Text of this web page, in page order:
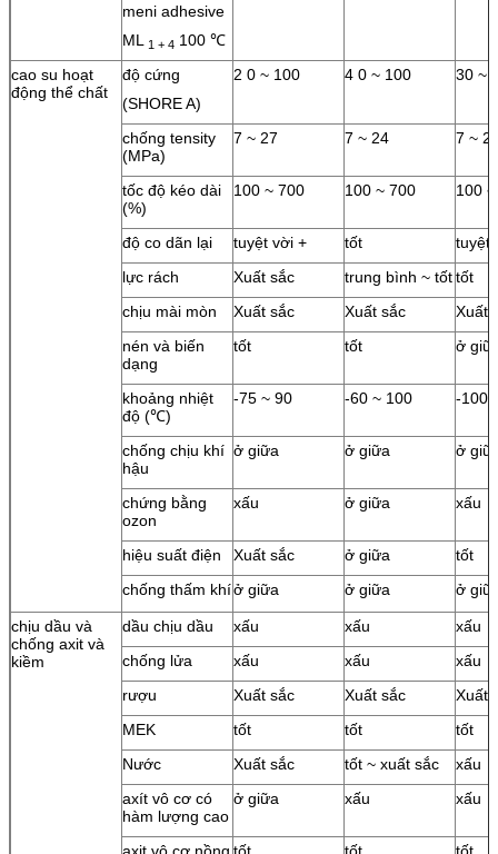
meni adhesive
ML
1 + 4 100 ℃
cao su hoạt
động thể chất
độ cứng
(SHORE A)
2 0 ~ 100 4 0 ~ 100 30 ~
chống tensity
(MPa)
7 ~ 27 7 ~ 24 7 ~
tốc độ kéo dài
(%)
100 ~ 700 100 ~ 700 100
độ co dãn lại tuyệt vời + tốt
tuyệt
lực rách
Xuất sắc trung bình ~ tốttốt
chịu mài mòn
Xuất sắc Xuất sắc
Xuất
nén và biến
dạng
tốt tốt ở
khoảng nhiệt
độ (℃)
-75 ~ 90 -60 ~ 100 -100
chống chịu khí
hậu
ở giữa ở giữa ở
chứng bằng
ozon
xấu ở giữa xấu
hiệu suất điện Xuất sắc ở giữa
tốt
chống thấm khíở giữa ở giữa ở
chịu dầu và
chống axit và
kiềm
dầu chịu dầu xấu xấu
xấu
chống lửa
xấu xấu
xấu
rượu
Xuất sắc Xuất sắc
Xuất
MEK
tốt tốt
tốt
Nước
Xuất sắc tốt ~ xuất sắc
xấu
axít vô cơ có
hàm lượng cao
ở giữa xấu xấu